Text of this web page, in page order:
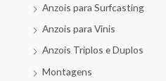
Anzois para Surfcasting
Anzois para Vinis
Anzois Triplos e Duplos
Montagens